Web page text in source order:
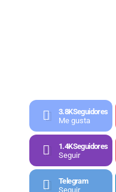
3.8KSeguidores
Me gusta
1.4KSeguidores
Seguir
Telegram
Seguir